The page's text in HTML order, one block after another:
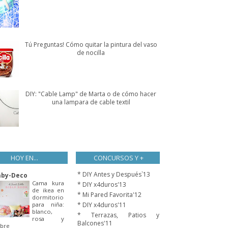
Tú Preguntas! Cómo quitar la pintura del vaso
de nocilla
DIY: "Cable Lamp" de Marta o de cómo hacer
una lampara de cable textil
HOY EN...
Deco
Cama kura
de ikea en
dormitorio
para niña:
blanco,
rosa y
CONCURSOS Y +
* DIY Antes y Después`13
* DIY x4duros'13
* Mi Pared Favorita'12
* DIY x4duros'11
* Terrazas, Patios y
Balcones'11